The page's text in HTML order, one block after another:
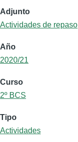
Adjunto
Actividades de repaso
Año
2020/21
Curso
2º BCS
Tipo
Actividades